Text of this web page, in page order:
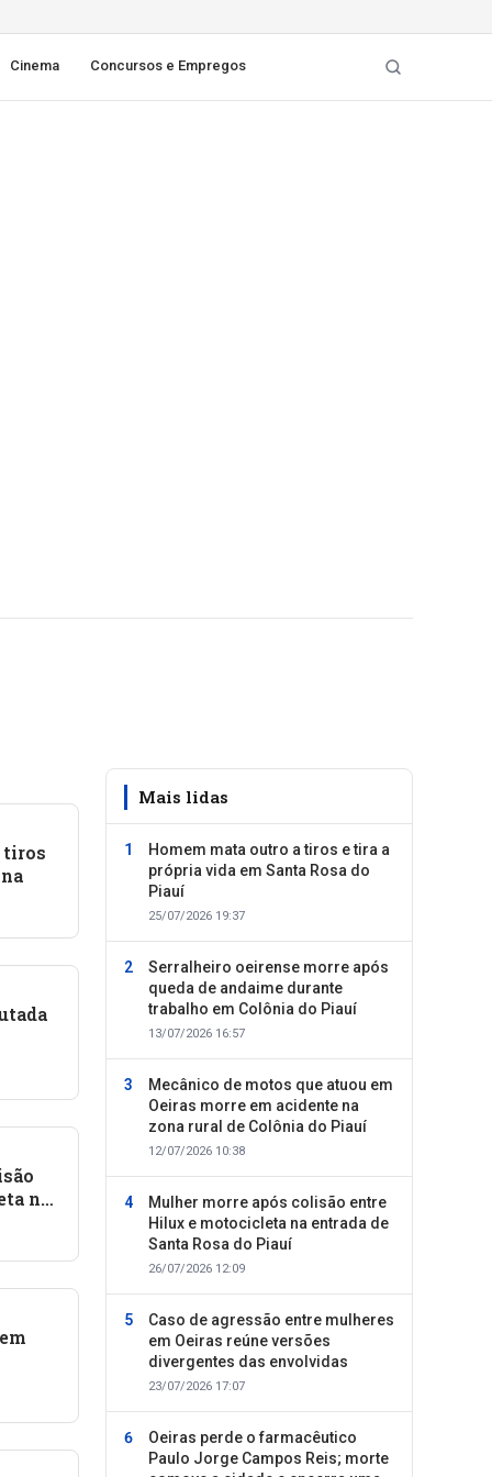
Cinema Concursos e Empregos
tiros
na
Mais lidas
Homem mata outro a tiros e tira a
própria vida em Santa Rosa do
Piauí
25/07/2026 19:37
Serralheiro oeirense morre após
queda de andaime durante
trabalho em Colônia do Piauí
13/07/2026 16:57
Mecânico de motos que atuou em
Oeiras morre em acidente na
zona rural de Colônia do Piauí
12/07/2026 10:38
Mulher morre após colisão entre
Hilux e motocicleta na entrada de
Santa Rosa do Piauí
26/07/2026 12:09
Caso de agressão entre mulheres
em Oeiras reúne versões
divergentes das envolvidas
23/07/2026 17:07
Oeiras perde o farmacêutico
Paulo Jorge Campos Reis; morte